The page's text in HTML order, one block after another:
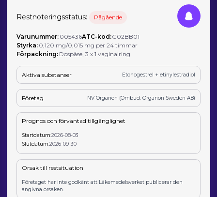
Restnoteringsstatus: Pågående
Varunummer: 005436ATC-kod:G02BB01
Styrka: 0,120 mg/0,015 mg per 24 timmar
Förpackning: Dospåse, 3 x 1 vaginalring
Aktiva substanser Etonogestrel + etinylestradiol
Företag NV Organon (Ombud: Organon Sweden AB)
Prognos och förväntad tillgänglighet
Startdatum:2026-08-03
Slutdatum:2026-09-30
Orsak till restsituation
Företaget har inte godkänt att Läkemedelsverket publicerar den
angivna orsaken.